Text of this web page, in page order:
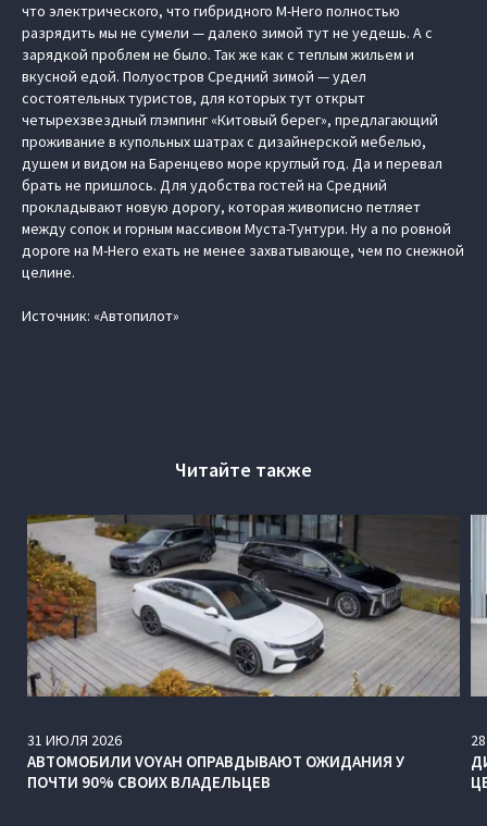
что электрического, что гибридного M-Hero полностью
разрядить мы не сумели — далеко зимой тут не уедешь. А с
зарядкой проблем не было. Так же как с теплым жильем и
вкусной едой. Полуостров Средний зимой — удел
состоятельных туристов, для которых тут открыт
четырехзвездный глэмпинг «Китовый берег», предлагающий
проживание в купольных шатрах с дизайнерской мебелью,
душем и видом на Баренцево море круглый год. Да и перевал
брать не пришлось. Для удобства гостей на Средний
прокладывают новую дорогу, которая живописно петляет
между сопок и горным массивом Муста-Тунтури. Ну а по ровной
дороге на M-Hero ехать не менее захватывающе, чем по снежной
целине.
Источник: «Автопилот»
Читайте также
31 ИЮЛЯ 2026
АВТОМОБИЛИ VOYAH ОПРАВДЫВАЮТ ОЖИДАНИЯ У
ПОЧТИ 90% СВОИХ ВЛАДЕЛЬЦЕВ
28